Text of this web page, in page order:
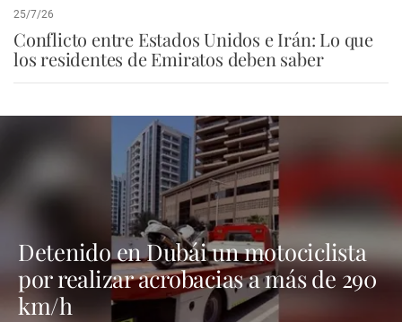
25/7/26
Conflicto entre Estados Unidos e Irán: Lo que
los residentes de Emiratos deben saber
Detenido en Dubái un motociclista
por realizar acrobacias a más de 290
km/h